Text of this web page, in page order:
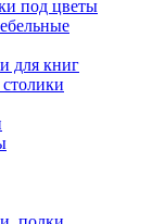
под цветы
для книг